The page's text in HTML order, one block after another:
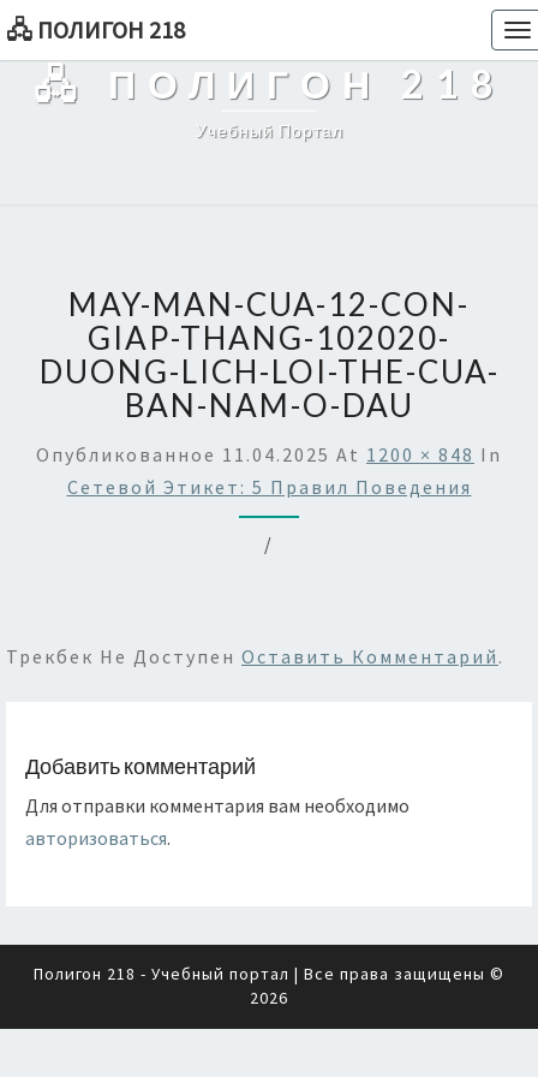
🖧 ПОЛИГОН 218
🖧 ПОЛИГОН 218
Учебный Портал
MAY-MAN-CUA-12-CON-
GIAP-THANG-102020-
DUONG-LICH-LOI-THE-CUA-
BAN-NAM-O-DAU
Опубликованное 11.04.2025 At 1200 × 848 In
Сетевой Этикет: 5 Правил Поведения
/
Трекбек Не Доступен Оставить Комментарий .
Добавить комментарий
Для отправки комментария вам необходимо
авторизоваться.
Полигон 218 - Учебный портал | Все права защищены ©
2026